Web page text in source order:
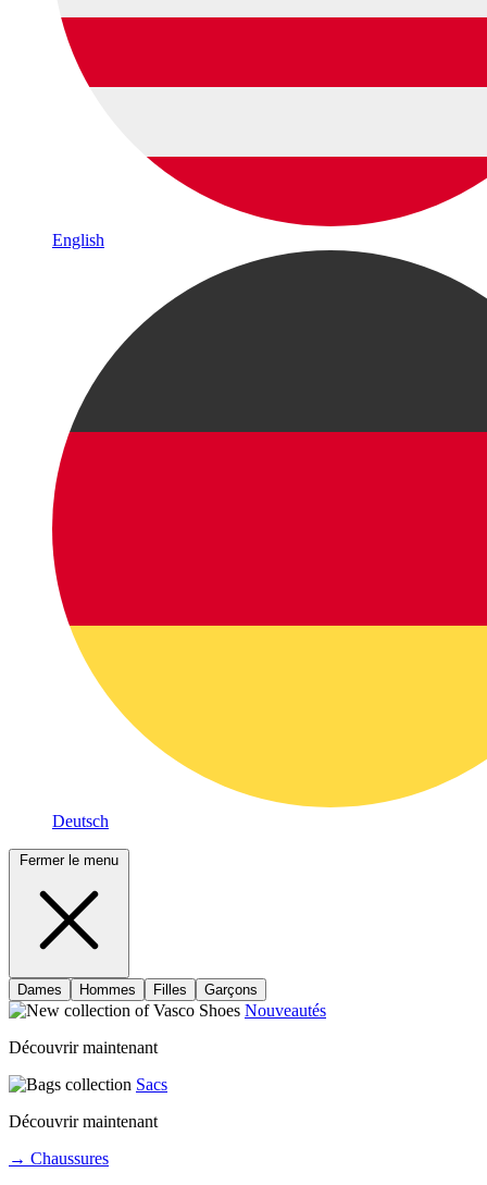
English
Deutsch
Fermer le menu
Dames Hommes Filles Garçons
Nouveautés
Découvrir maintenant
Sacs
Découvrir maintenant
→ Chaussures